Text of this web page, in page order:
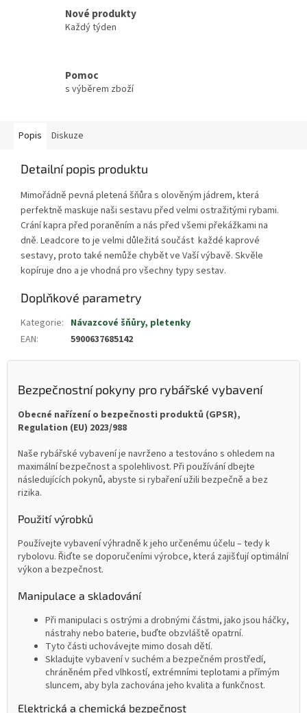
Nové produkty
Každý týden
Pomoc
s výběrem zboží
Popis Diskuze
Detailní popis produktu
Mimořádně pevná pletená šňůra s olověným jádrem, která
perfektně maskuje naši sestavu před velmi ostražitými rybami.
Crání kapra před poraněním a nás před všemi překážkami na
dně. Leadcore to je velmi důležitá součást každé kaprové
sestavy, proto také nemůže chybět ve Vaší výbavě. Skvěle
kopíruje dno a je vhodná pro všechny typy sestav.
Doplňkové parametry
Kategorie: Návazcové šňůry, pletenky
EAN: 5900637685142
Bezpečnostní pokyny pro rybářské vybavení
Obecné nařízení o bezpečnosti produktů (GPSR),
Regulation (EU) 2023/988
Naše rybářské vybavení je navrženo a testováno s ohledem na
maximální bezpečnost a spolehlivost. Při používání dbejte
následujících pokynů, abyste si rybaření užili bezpečně a bez
rizika.
Použití výrobků
Používejte vybavení výhradně k jeho určenému účelu – tedy k
rybolovu. Řiďte se doporučeními výrobce, která zajišťují optimální
výkon a bezpečnost.
Manipulace a skladování
Při manipulaci s ostrými a drobnými částmi, jako jsou háčky,
nástrahy nebo baterie, buďte obzvláště opatrní.
Tyto části uchovávejte mimo dosah dětí.
Skladujte vybavení v suchém a bezpečném prostředí,
chráněném před vlhkostí, extrémními teplotami a přímým
sluncem, aby byla zachována jeho kvalita a funkčnost.
Elektrická a chemická bezpečnost